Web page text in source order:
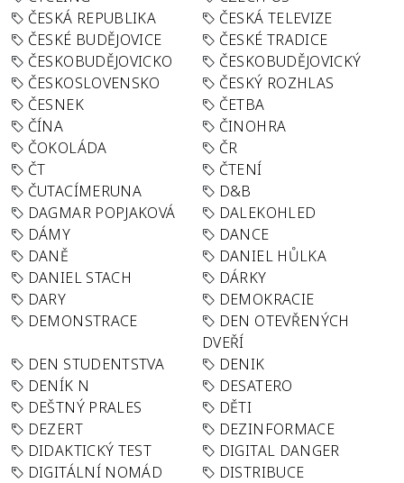
ČESKÁ REPUBLIKA
ČESKÁ TELEVIZE
ČESKÉ BUDĚJOVICE
ČESKÉ TRADICE
ČESKOBUDĚJOVICKO
ČESKOBUDĚJOVICKÝ
ČESKOSLOVENSKO
ČESKÝ ROZHLAS
ČESNEK
ČETBA
ČÍNA
ČINOHRA
ČOKOLÁDA
ČR
ČT
ČTENÍ
ČUTACÍMERUNA
D&B
DAGMAR POPJAKOVÁ
DALEKOHLED
DÁMY
DANCE
DANĚ
DANIEL HŮLKA
DANIEL STACH
DÁRKY
DARY
DEMOKRACIE
DEMONSTRACE
DEN OTEVŘENÝCH
DVEŘÍ
DEN STUDENTSTVA
DENIK
DENÍK N
DESATERO
DEŠTNÝ PRALES
DĚTI
DEZERT
DEZINFORMACE
DIDAKTICKÝ TEST
DIGITAL DANGER
DIGITÁLNÍ NOMÁD
DISTRIBUCE